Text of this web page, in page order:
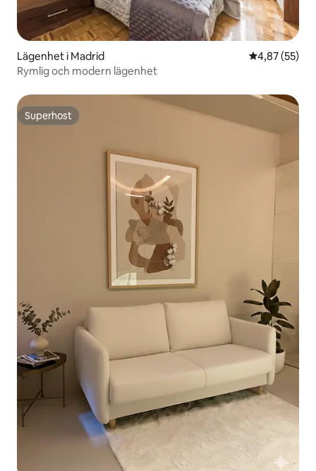
Lägenhet i Madrid 4,87 av 5 i
4,87 (55)
Rymlig och modern lägenhet
Superhost
Superhost